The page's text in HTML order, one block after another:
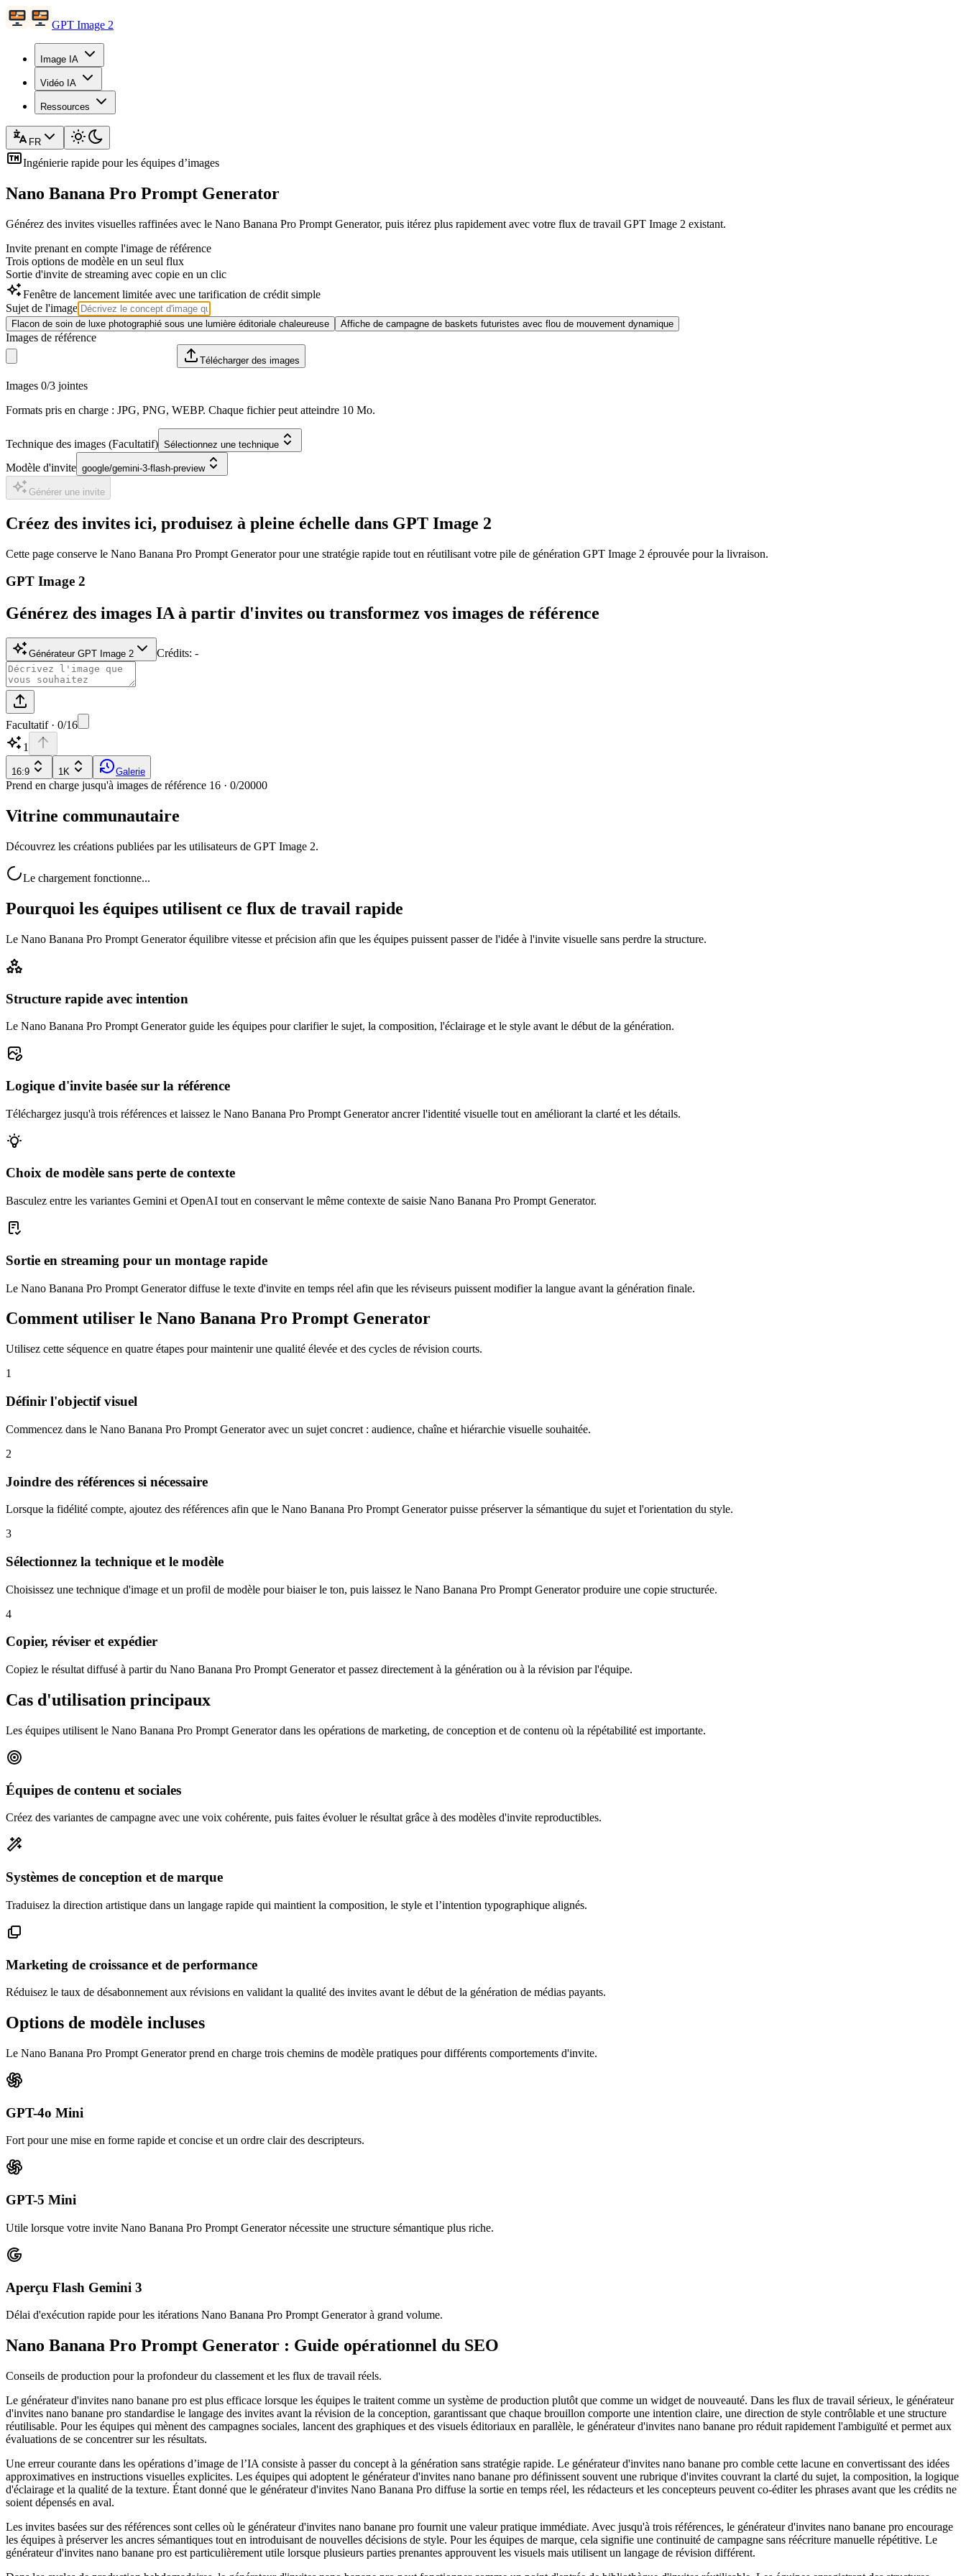
GPT Image 2
Image IA
Vidéo IA
Ressources
FR
Ingénierie rapide pour les équipes d’images
Nano Banana Pro Prompt Generator
Générez des invites visuelles raffinées avec le Nano Banana Pro Prompt Generator, puis itérez plus rapidement avec votre flux de travail GPT Image 2 existant.
Invite prenant en compte l'image de référence
Trois options de modèle en un seul flux
Sortie d'invite de streaming avec copie en un clic
Fenêtre de lancement limitée avec une tarification de crédit simple
Sujet de l'image
Flacon de soin de luxe photographié sous une lumière éditoriale chaleureuse Affiche de campagne de baskets futuristes avec flou de mouvement dynamique
Images de référence
Télécharger des images
Images 0/3 jointes
Formats pris en charge : JPG, PNG, WEBP. Chaque fichier peut atteindre 10 Mo.
Technique des images (Facultatif) Sélectionnez une technique
Modèle d'invite google/gemini-3-flash-preview
Générer une invite
Créez des invites ici, produisez à pleine échelle dans GPT Image 2
Cette page conserve le Nano Banana Pro Prompt Generator pour une stratégie rapide tout en réutilisant votre pile de génération GPT Image 2 éprouvée pour la livraison.
GPT Image 2
Générez des images IA à partir d'invites ou transformez vos images de référence
Générateur GPT Image 2 Crédits: -
Facultatif · 0/16
1
16:9 1K Galerie
Prend en charge jusqu'à images de référence 16 · 0/20000
Vitrine communautaire
Découvrez les créations publiées par les utilisateurs de GPT Image 2.
Le chargement fonctionne...
Pourquoi les équipes utilisent ce flux de travail rapide
Le Nano Banana Pro Prompt Generator équilibre vitesse et précision afin que les équipes puissent passer de l'idée à l'invite visuelle sans perdre la structure.
Structure rapide avec intention
Le Nano Banana Pro Prompt Generator guide les équipes pour clarifier le sujet, la composition, l'éclairage et le style avant le début de la génération.
Logique d'invite basée sur la référence
Téléchargez jusqu'à trois références et laissez le Nano Banana Pro Prompt Generator ancrer l'identité visuelle tout en améliorant la clarté et les détails.
Choix de modèle sans perte de contexte
Basculez entre les variantes Gemini et OpenAI tout en conservant le même contexte de saisie Nano Banana Pro Prompt Generator.
Sortie en streaming pour un montage rapide
Le Nano Banana Pro Prompt Generator diffuse le texte d'invite en temps réel afin que les réviseurs puissent modifier la langue avant la génération finale.
Comment utiliser le Nano Banana Pro Prompt Generator
Utilisez cette séquence en quatre étapes pour maintenir une qualité élevée et des cycles de révision courts.
1
Définir l'objectif visuel
Commencez dans le Nano Banana Pro Prompt Generator avec un sujet concret : audience, chaîne et hiérarchie visuelle souhaitée.
2
Joindre des références si nécessaire
Lorsque la fidélité compte, ajoutez des références afin que le Nano Banana Pro Prompt Generator puisse préserver la sémantique du sujet et l'orientation du style.
3
Sélectionnez la technique et le modèle
Choisissez une technique d'image et un profil de modèle pour biaiser le ton, puis laissez le Nano Banana Pro Prompt Generator produire une copie structurée.
4
Copier, réviser et expédier
Copiez le résultat diffusé à partir du Nano Banana Pro Prompt Generator et passez directement à la génération ou à la révision par l'équipe.
Cas d'utilisation principaux
Les équipes utilisent le Nano Banana Pro Prompt Generator dans les opérations de marketing, de conception et de contenu où la répétabilité est importante.
Équipes de contenu et sociales
Créez des variantes de campagne avec une voix cohérente, puis faites évoluer le résultat grâce à des modèles d'invite reproductibles.
Systèmes de conception et de marque
Traduisez la direction artistique dans un langage rapide qui maintient la composition, le style et l’intention typographique alignés.
Marketing de croissance et de performance
Réduisez le taux de désabonnement aux révisions en validant la qualité des invites avant le début de la génération de médias payants.
Options de modèle incluses
Le Nano Banana Pro Prompt Generator prend en charge trois chemins de modèle pratiques pour différents comportements d'invite.
GPT-4o Mini
Fort pour une mise en forme rapide et concise et un ordre clair des descripteurs.
GPT-5 Mini
Utile lorsque votre invite Nano Banana Pro Prompt Generator nécessite une structure sémantique plus riche.
Aperçu Flash Gemini 3
Délai d'exécution rapide pour les itérations Nano Banana Pro Prompt Generator à grand volume.
Nano Banana Pro Prompt Generator : Guide opérationnel du SEO
Conseils de production pour la profondeur du classement et les flux de travail réels.
Le générateur d'invites nano banane pro est plus efficace lorsque les équipes le traitent comme un système de production plutôt que comme un widget de nouveauté. Dans les flux de travail sérieux, le générateur
d'invites nano banane pro standardise le langage des invites avant la révision de la conception, garantissant que chaque brouillon comporte une intention claire, une direction de style contrôlable et une structure
réutilisable. Pour les équipes qui mènent des campagnes sociales, lancent des graphiques et des visuels éditoriaux en parallèle, le générateur d'invites nano banane pro réduit rapidement l'ambiguïté et permet aux
évaluations de se concentrer sur les résultats.
Une erreur courante dans les opérations d’image de l’IA consiste à passer du concept à la génération sans stratégie rapide. Le générateur d'invites nano banane pro comble cette lacune en convertissant des idées
approximatives en instructions visuelles explicites. Les équipes qui adoptent le générateur d'invites nano banane pro définissent souvent une rubrique d'invites couvrant la clarté du sujet, la composition, la logique
d'éclairage et la qualité de la texture. Étant donné que le générateur d'invites Nano Banana Pro diffuse la sortie en temps réel, les rédacteurs et les concepteurs peuvent co-éditer les phrases avant que les crédits ne
soient dépensés en aval.
Les invites basées sur des références sont celles où le générateur d'invites nano banane pro fournit une valeur pratique immédiate. Avec jusqu'à trois références, le générateur d'invites nano banane pro encourage
les équipes à préserver les ancres sémantiques tout en introduisant de nouvelles décisions de style. Pour les équipes de marque, cela signifie une continuité de campagne sans réécriture manuelle répétitive. Le
générateur d'invites nano banane pro est particulièrement utile lorsque plusieurs parties prenantes approuvent les visuels mais utilisent un langage de révision différent.